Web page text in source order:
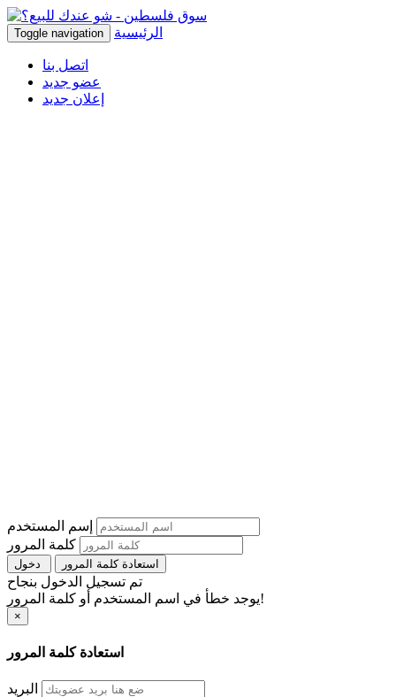
Toggle navigation الرئيسية
اتصل بنا
عضو جديد
إعلان جديد
إسم المستخدم
كلمة المرور
استعادة كلمة المرور
تم تسجيل الدخول بنجاح
يوجد خطأ في اسم المستخدم أو كلمة المرور!
×
استعادة كلمة المرور
البريد